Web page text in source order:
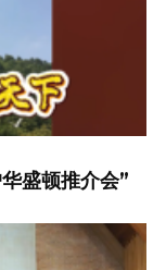
盛顿推介会”